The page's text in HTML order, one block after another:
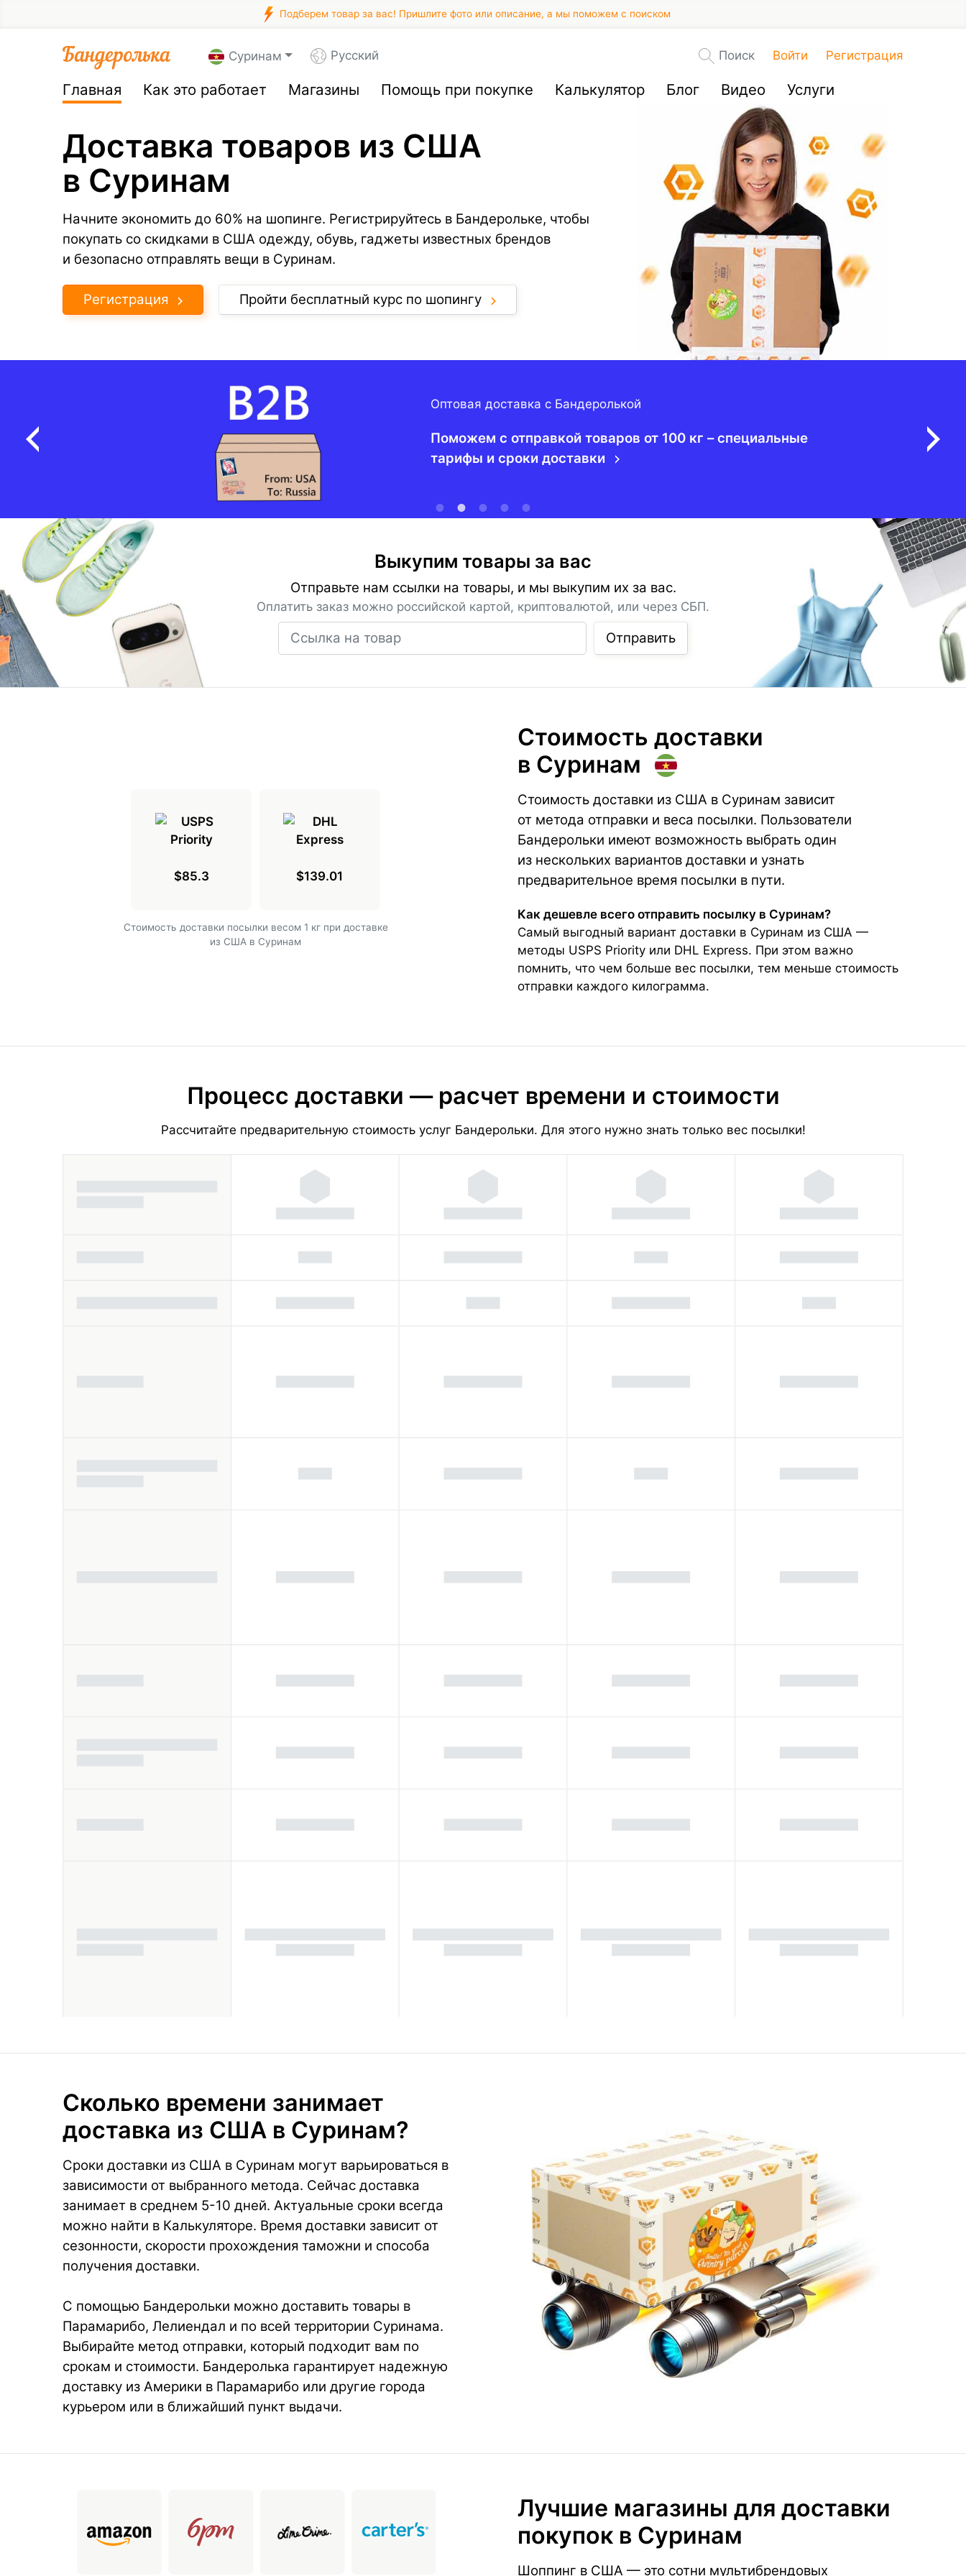
Подберем товар за вас! Пришлите фото или описание, а мы поможем с поиском
Суринам Русский Поиск Войти Регистрация
Главная Как это работает Магазины Помощь при покупке Калькулятор Блог Видео Услуги
Доставка товаров из США
в Суринам
Начните экономить до 60% на шопинге. Регистрируйтесь в Бандерольке, чтобы
покупать со скидками в США одежду, обувь, гаджеты известных брендов
и безопасно отправлять вещи в Суринам.
Регистрация Пройти бесплатный курс по шопингу
Оптовая доставка с Бандеролькой
Поможем с отправкой товаров от 100 кг – специальные
тарифы и сроки доставки
Выкупим товары за вас
Отправьте нам ссылки на товары, и мы выкупим их за вас.
Оплатить заказ можно российской картой, криптовалютой, или через СБП.
Отправить
Стоимость доставки
в Суринам
Стоимость доставки из США в Суринам зависит
от метода отправки и веса посылки. Пользователи
Бандерольки имеют возможность выбрать один
из нескольких вариантов доставки и узнать
предварительное время посылки в пути.
Как дешевле всего отправить посылку в Суринам?
Самый выгодный вариант доставки в Суринам из США —
методы USPS Priority или DHL Express. При этом важно
помнить, что чем больше вес посылки, тем меньше стоимость
отправки каждого килограмма.
$85.3 $139.01
Cтоимость доставки посылки весом 1 кг при доставке
из США в Суринам
Процесс доставки — расчет времени и стоимости
Рассчитайте предварительную стоимость услуг Бандерольки. Для этого нужно знать только вес посылки!
Сколько времени занимает
доставка из США в Суринам?
Сроки доставки из США в Суринам могут варьироваться в
зависимости от выбранного метода. Сейчас доставка
занимает в среднем 5-10 дней. Актуальные сроки всегда
можно найти в Калькуляторе. Время доставки зависит от
сезонности, скорости прохождения таможни и способа
получения доставки.
С помощью Бандерольки можно доставить товары в
Парамарибо, Лелиендал и по всей территории Суринама.
Выбирайте метод отправки, который подходит вам по
срокам и стоимости. Бандеролька гарантирует надежную
доставку из Америки в Парамарибо или другие города
курьером или в ближайший пункт выдачи.
Лучшие магазины для доставки
покупок в Суринам
Шоппинг в США — это сотни мультибрендовых